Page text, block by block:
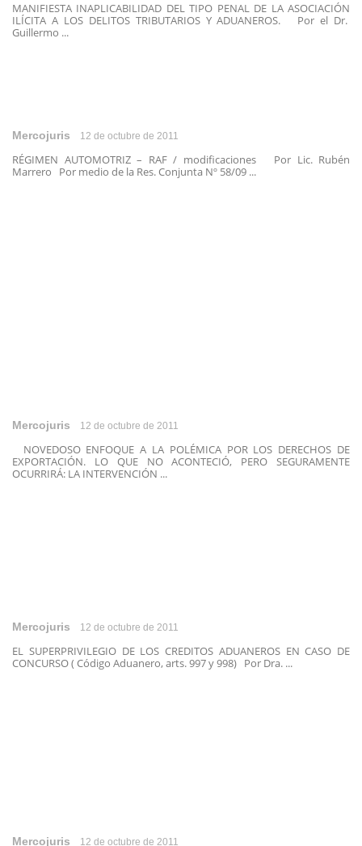
MANIFIESTA INAPLICABILIDAD DEL TIPO PENAL DE LA ASOCIACIÓN
ILÍCITA A LOS DELITOS TRIBUTARIOS Y ADUANEROS. Por el Dr.
Guillermo ...
Mercojuris 12 de octubre de 2011
RÉGIMEN AUTOMOTRIZ – RAF / modificaciones Por Lic. Rubén
Marrero Por medio de la Res. Conjunta Nº 58/09 ...
Mercojuris 12 de octubre de 2011
NOVEDOSO ENFOQUE A LA POLÉMICA POR LOS DERECHOS DE
EXPORTACIÓN. LO QUE NO ACONTECIÓ, PERO SEGURAMENTE
OCURRIRÁ: LA INTERVENCIÓN ...
Mercojuris 12 de octubre de 2011
EL SUPERPRIVILEGIO DE LOS CREDITOS ADUANEROS EN CASO DE
CONCURSO ( Código Aduanero, arts. 997 y 998) Por Dra. ...
Mercojuris 12 de octubre de 2011